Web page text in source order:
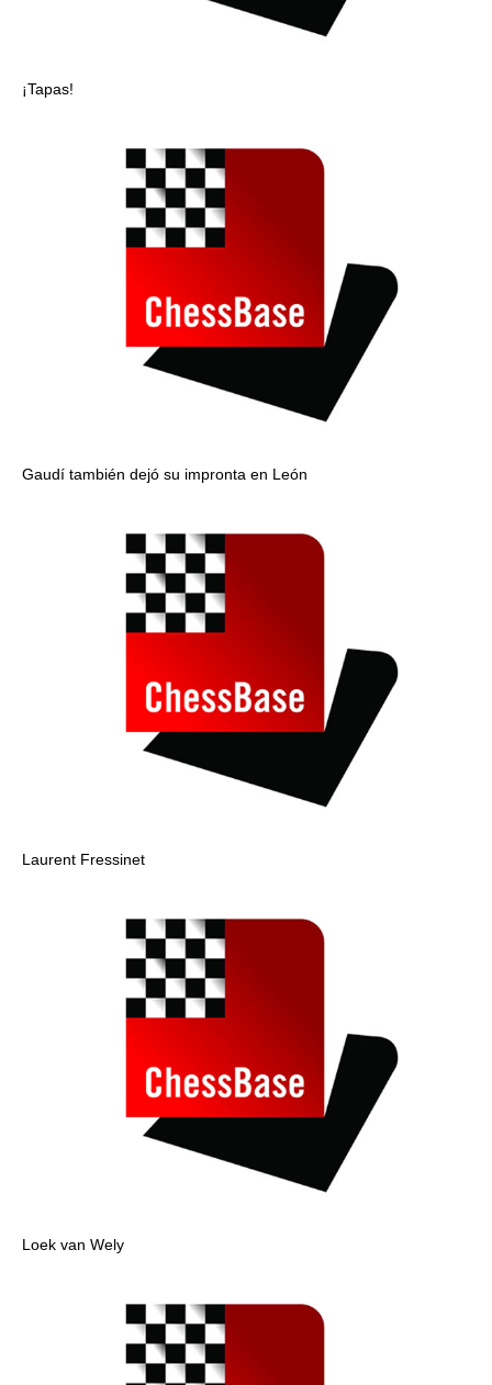
¡Tapas!
Gaudí también dejó su impronta en León
Laurent Fressinet
Loek van Wely